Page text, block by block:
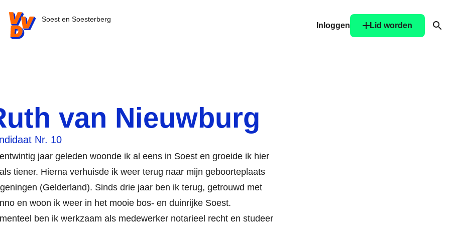
VVD.nl - Ga naar de homepage
Soest en Soesterberg
Inloggen
Lid worden
van Nieuwburg
Nr. 10
jaar geleden woonde ik al eens in Soest en groeide ik hier
tiener. Hierna verhuisde ik weer terug naar mijn geboorteplaats
(Gelderland). Sinds drie jaar ben ik terug, getrouwd met
en woon ik weer in het mooie bos- en duinrijke Soest.
ben ik werkzaam als medewerker notarieel recht en studeer